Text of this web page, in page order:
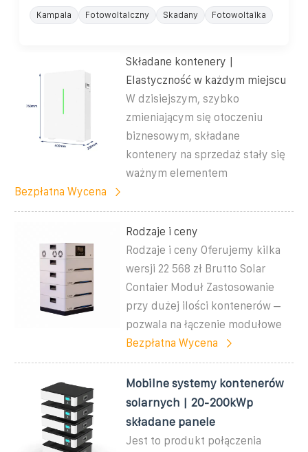
Kampala Fotowoltaiczny Skadany Fotowoltaika
Składane kontenery |
Elastyczność w każdym miejscu
W dzisiejszym, szybko
zmieniającym się otoczeniu
biznesowym, składane
kontenery na sprzedaż stały się
ważnym elementem
Bezpłatna Wycena
Rodzaje i ceny
Rodzaje i ceny Oferujemy kilka
wersji 22 568 zł Brutto Solar
Contaier Moduł Zastosowanie
przy dużej ilości kontenerów –
pozwala na łączenie modułowe
Bezpłatna Wycena
Mobilne systemy kontenerów
solarnych | 20-200kWp
składane panele
Jest to produkt połączenia